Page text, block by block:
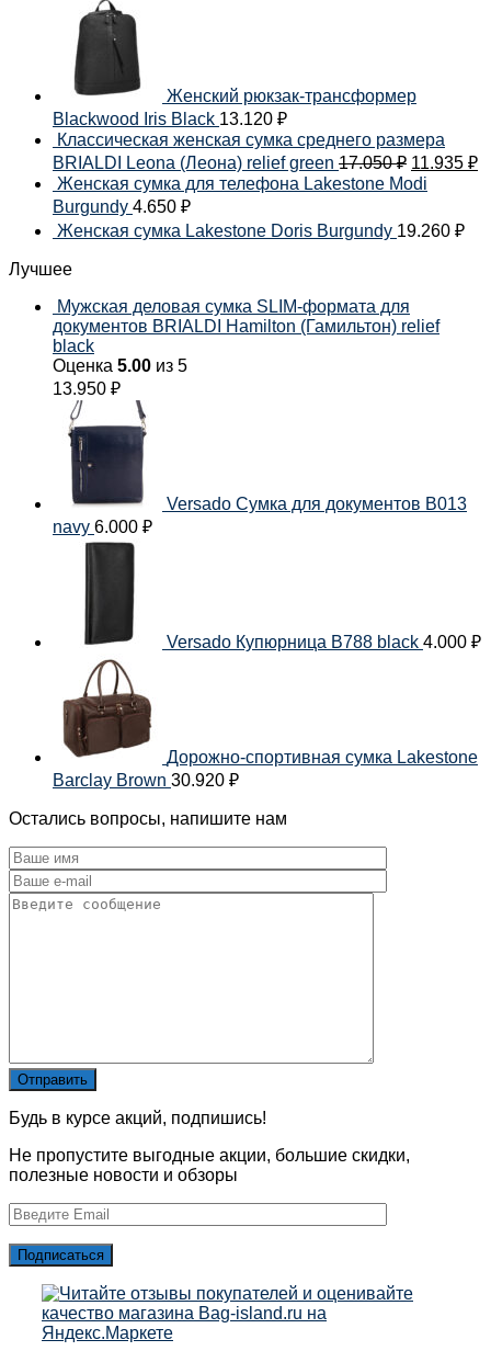
Женский рюкзак-трансформер
Blackwood Iris Black 13.120 ₽
Классическая женская сумка среднего размера
BRIALDI Leona (Леона) relief green 17.050₽ 11.935 ₽
Женская сумка для телефона Lakestone Modi
Burgundy 4.650 ₽
Женская сумка Lakestone Doris Burgundy 19.260 ₽
Лучшее
Мужская деловая сумка SLIM-формата для
документов BRIALDI Hamilton (Гамильтон) relief
black
Оценка 5.00 из 5
13.950 ₽
Versado Сумка для документов B013
navy 6.000 ₽
Versado Купюрница B788 black 4.000 ₽
Дорожно-спортивная сумка Lakestone
Barclay Brown 30.920 ₽
Остались вопросы, напишите нам
Будь в курсе акций, подпишись!
Не пропустите выгодные акции, большие скидки,
полезные новости и обзоры